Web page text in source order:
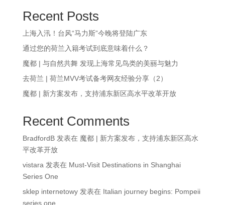
Recent Posts
上海入汛！台风“马力斯”今晚将登陆广东
通过您的荷兰入籍考试到底意味着什么？
魔都 | 与自然共舞 发现上海常见鸟类的美丽与魅力
去荷兰 | 荷兰MVV考试备考网友经验分享（2）
魔都 | 新方案发布，支持浦东新区高水平改革开放
Recent Comments
BradfordB发表在 魔都 | 新方案发布，支持浦东新区高水
平改革开放
vistara 发表在 Must-Visit Destinations in Shanghai
Series One
sklep internetowy发表在 Italian journey begins: Pompeii
series one